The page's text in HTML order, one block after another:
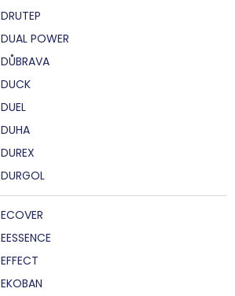
DRUTEP
DUAL POWER
DŮBRAVA
DUCK
DUEL
DUHA
DUREX
DURGOL
ECOVER
EESSENCE
EFFECT
EKOBAN